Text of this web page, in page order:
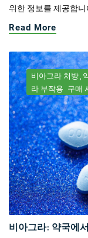
위한 정보를 제공합니
Read More
비아그라 처방
라 부작용 구매
비아그라: 약국에